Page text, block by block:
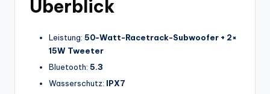
Überblick
Leistung: 50-Watt-Racetrack-Subwoofer + 2×
15W Tweeter
Bluetooth: 5.3
Wasserschutz: IPX7